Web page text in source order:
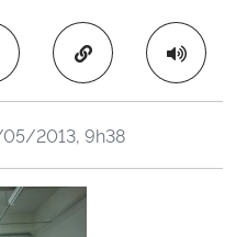
Copiar para área
2013, 9h38